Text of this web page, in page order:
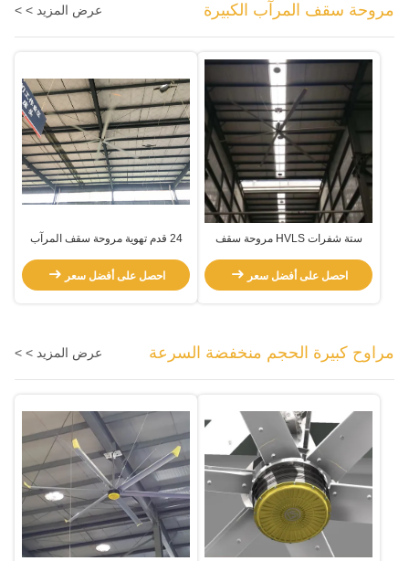
مروحة سقف المرآب الكبيرة عرض المزيد > >
ستة شفرات HVLS مروحة سقف
احصل على أفضل سعر
24 قدم تهوية مروحة سقف المرآب
احصل على أفضل سعر
مراوح كبيرة الحجم منخفضة السرعة عرض المزيد > >